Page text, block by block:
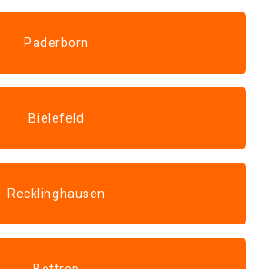
Paderborn
Bielefeld
Recklinghausen